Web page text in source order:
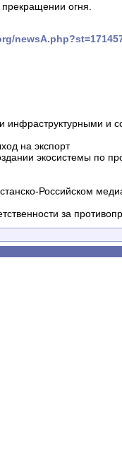
огня.
и
на экспорт
экосистемы по
Российском
за